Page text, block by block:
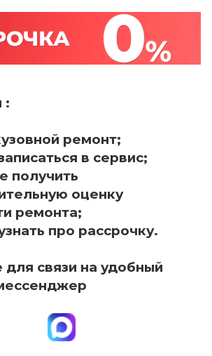
:
ремонт;
в сервис;
получить
оценку
ремонта;
про рассрочку.
связи на удобный